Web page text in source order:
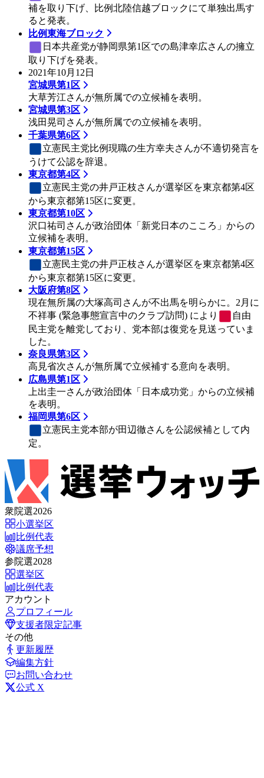
補を取り下げ、比例北陸信越ブロックにて単独出馬す
ると発表。
比例東海ブロック
日本共産党が静岡県第1区での島津幸広さんの擁立
取り下げを発表。
2021年10月12日
宮城県第1区
大草芳江さんが無所属での立候補を表明。
宮城県第3区
浅田晃司さんが無所属での立候補を表明。
千葉県第6区
立憲民主党比例現職の生方幸夫さんが不適切発言を
うけて公認を辞退。
東京都第4区
立憲民主党の井戸正枝さんが選挙区を東京都第4区
から東京都第15区に変更。
東京都第10区
沢口祐司さんが政治団体「新党日本のこころ」からの
立候補を表明。
東京都第15区
立憲民主党の井戸正枝さんが選挙区を東京都第4区
から東京都第15区に変更。
大阪府第8区
現在無所属の大塚高司さんが不出馬を明らかに。2月に
不祥事 (緊急事態宣言中のクラブ訪問) により
自由
民主党を離党しており、党本部は復党を見送っていま
した。
奈良県第3区
高見省次さんが無所属で立候補する意向を表明。
広島県第1区
上出圭一さんが政治団体「日本成功党」からの立候補
を表明。
福岡県第6区
立憲民主党本部が田辺徹さんを公認候補として内
定。
衆院選2026
小選挙区
比例代表
議席予想
参院選2028
選挙区
比例代表
アカウント
プロフィール
支援者限定記事
その他
更新履歴
編集方針
お問い合わせ
公式 X